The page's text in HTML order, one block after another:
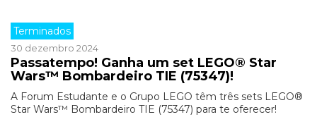
Terminados
30 dezembro 2024
Passatempo! Ganha um set LEGO® Star
Wars™ Bombardeiro TIE (75347)!
A Forum Estudante e o Grupo LEGO têm três sets LEGO®
Star Wars™ Bombardeiro TIE (75347) para te oferecer!